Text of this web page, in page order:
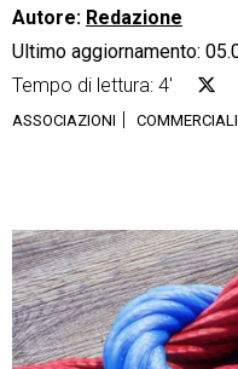
Email Marketing
Fatturazione
Financial Solutions
Autore: Redazione
Ultimo aggiornamento:
Tempo di lettura: 4'
ASSOCIAZIONI